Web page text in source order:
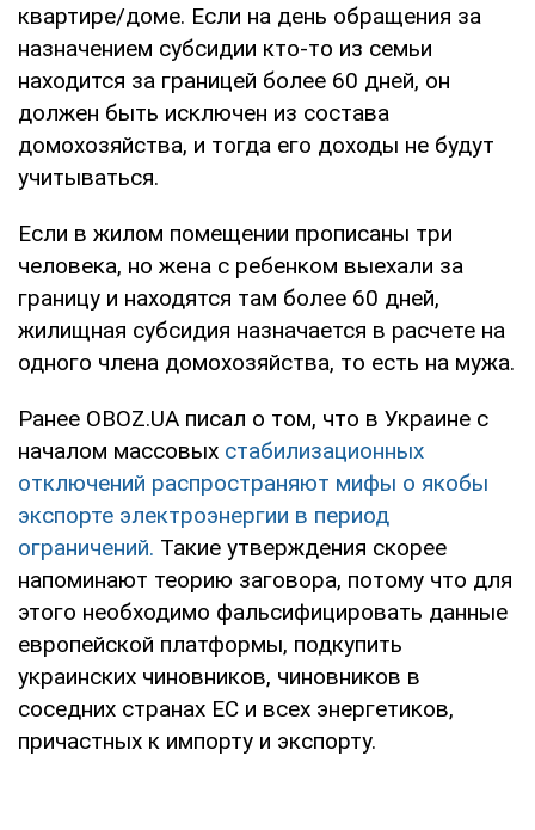
квартире/доме. Если на день обращения за
назначением субсидии кто-то из семьи
находится за границей более 60 дней, он
должен быть исключен из состава
домохозяйства, и тогда его доходы не будут
учитываться.
Если в жилом помещении прописаны три
человека, но жена с ребенком выехали за
границу и находятся там более 60 дней,
жилищная субсидия назначается в расчете на
одного члена домохозяйства, то есть на мужа.
Ранее OBOZ.UA писал о том, что в Украине с
началом массовых стабилизационных
отключений распространяют мифы о якобы
экспорте электроэнергии в период
ограничений. Такие утверждения скорее
напоминают теорию заговора, потому что для
этого необходимо фальсифицировать данные
европейской платформы, подкупить
украинских чиновников, чиновников в
соседних странах ЕС и всех энергетиков,
причастных к импорту и экспорту.